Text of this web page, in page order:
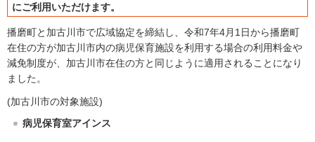
にご利用いただけます。
播磨町と加古川市で広域協定を締結し、令和7年4月1日から播磨町
在住の方が加古川市内の病児保育施設を利用する場合の利用料金や
減免制度が、加古川市在住の方と同じように適用されることになり
ました。
(加古川市の対象施設)
病児保育室アインス